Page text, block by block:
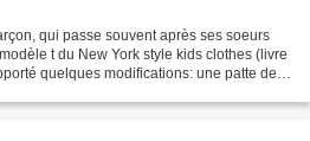
qui passe souvent après ses soeurs
t du New York style kids clothes (livre
quelques modifications: une patte de